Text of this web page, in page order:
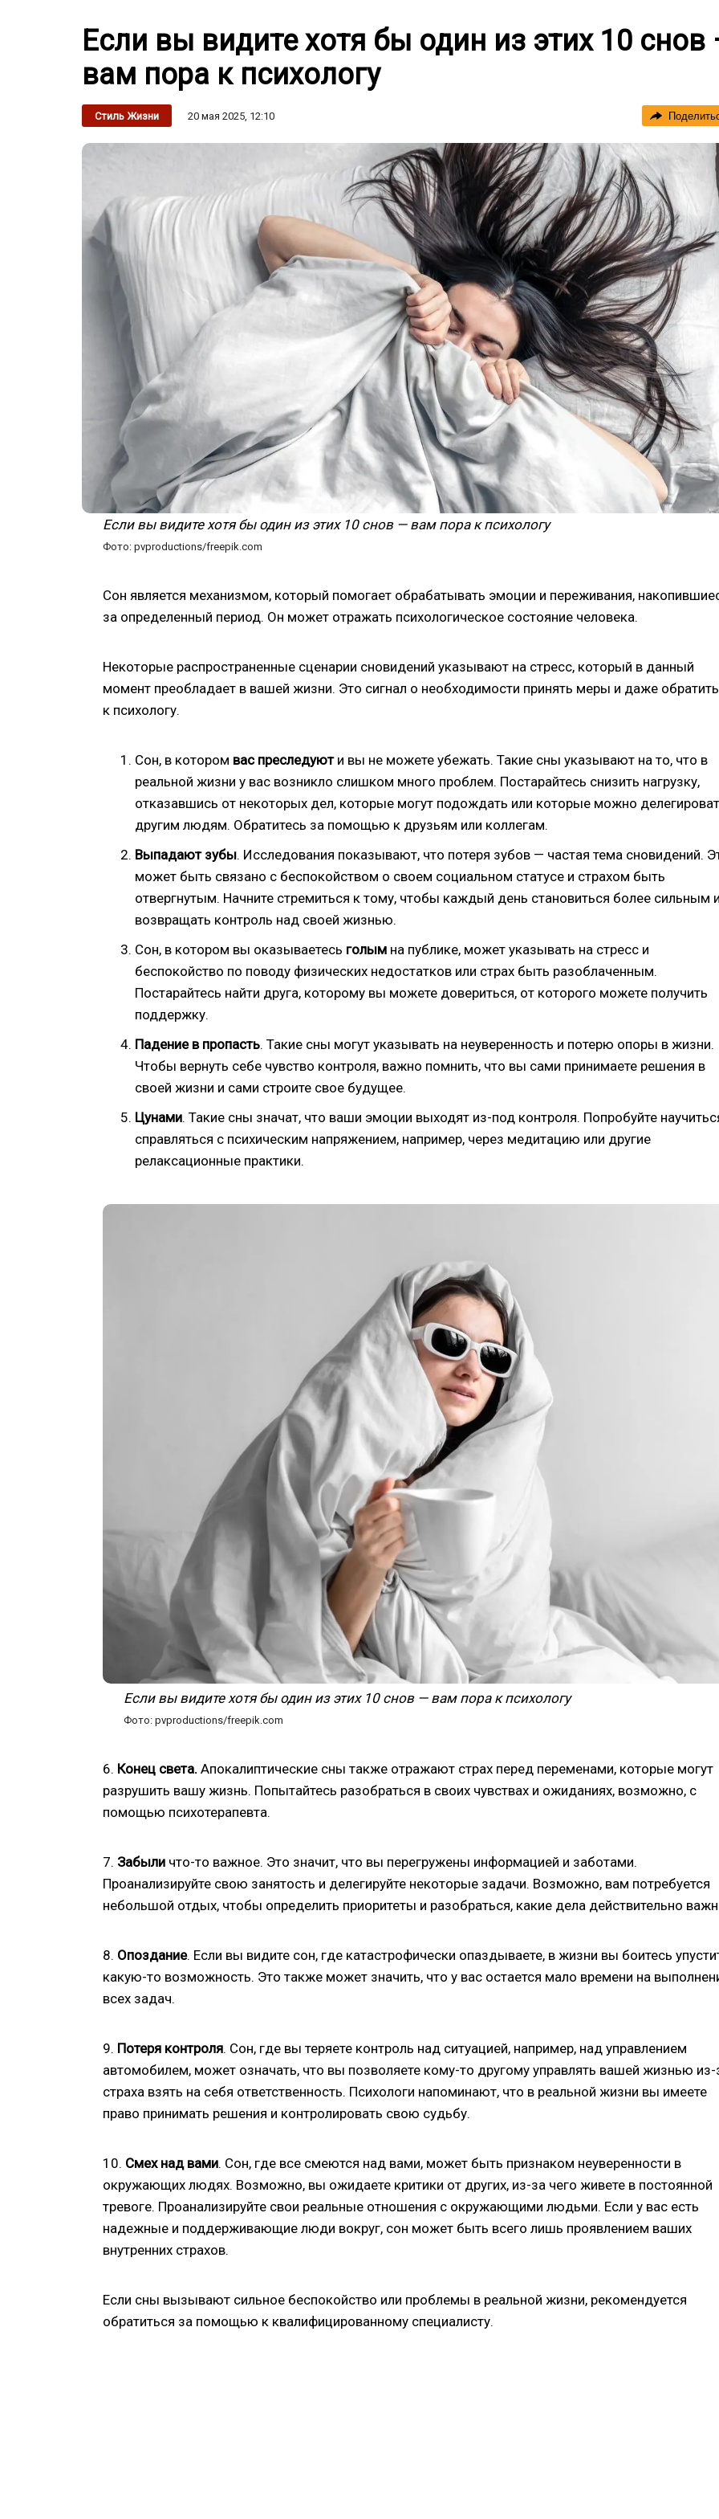
Если вы видите хотя бы один из этих 10 снов
вам пора к психологу
Стиль Жизни 20 мая 2025, 12:10
Если вы видите хотя бы один из этих 10 снов — вам пора к психологу
Фото: pvproductions/freepik.com
Сон является механизмом, который помогает обрабатывать эмоции и переживания,
за определенный период. Он может отражать психологическое состояние человека.
Некоторые распространенные сценарии сновидений указывают на стресс, который в данный
момент преобладает в вашей жизни. Это сигнал о необходимости принять меры и даже
к психологу.
Сон, в котором вас преследуюти вы не можете убежать. Такие сны указывают на то, что в
реальной жизни у вас возникло слишком много проблем. Постарайтесь снизить нагрузку,
отказавшись от некоторых дел, которые могут подождать или которые можно
другим людям. Обратитесь за помощью к друзьям или коллегам.
Выпадают зубы. Исследования показывают, что потеря зубов — частая тема сновидений.
может быть связано с беспокойством о своем социальном статусе и страхом быть
отвергнутым. Начните стремиться к тому, чтобы каждый день становиться более сильным
возвращать контроль над своей жизнью.
Сон, в котором вы оказываетесь голым на публике, может указывать на стресс и
беспокойство по поводу физических недостатков или страх быть разоблаченным.
Постарайтесь найти друга, которому вы можете довериться, от которого можете получить
поддержку.
Падение в пропасть. Такие сны могут указывать на неуверенность и потерю опоры в жизни.
Чтобы вернуть себе чувство контроля, важно помнить, что вы сами принимаете решения в
своей жизни и сами строите свое будущее.
Цунами. Такие сны значат, что ваши эмоции выходят из-под контроля. Попробуйте
справляться с психическим напряжением, например, через медитацию или другие
релаксационные практики.
Если вы видите хотя бы один из этих 10 снов — вам пора к психологу
Фото: pvproductions/freepik.com
6. Конец света. Апокалиптические сны также отражают страх перед переменами, которые могут
разрушить вашу жизнь. Попытайтесь разобраться в своих чувствах и ожиданиях, возможно, с
помощью психотерапевта.
7. Забыли что-то важное. Это значит, что вы перегружены информацией и заботами.
Проанализируйте свою занятость и делегируйте некоторые задачи. Возможно, вам потребуется
небольшой отдых, чтобы определить приоритеты и разобраться, какие дела действительно
8. Опоздание. Если вы видите сон, где катастрофически опаздываете, в жизни вы боитесь
какую-то возможность. Это также может значить, что у вас остается мало времени на
всех задач.
9. Потеря контроля. Сон, где вы теряете контроль над ситуацией, например, над управлением
автомобилем, может означать, что вы позволяете кому-то другому управлять вашей жизнью из-
страха взять на себя ответственность. Психологи напоминают, что в реальной жизни вы имеете
право принимать решения и контролировать свою судьбу.
10. Смех над вами. Сон, где все смеются над вами, может быть признаком неуверенности в
окружающих людях. Возможно, вы ожидаете критики от других, из-за чего живете в постоянной
тревоге. Проанализируйте свои реальные отношения с окружающими людьми. Если у вас есть
надежные и поддерживающие люди вокруг, сон может быть всего лишь проявлением ваших
внутренних страхов.
Если сны вызывают сильное беспокойство или проблемы в реальной жизни, рекомендуется
обратиться за помощью к квалифицированному специалисту.